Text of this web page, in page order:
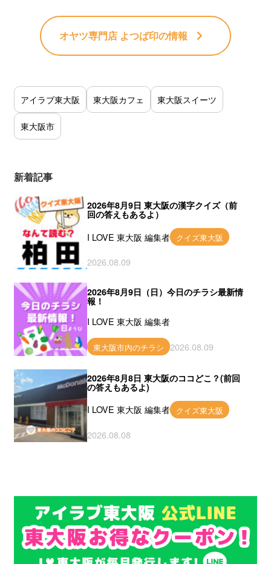
オヤツ専門店 よつば印の情報
アイラブ東大阪 東大阪カフェ 東大阪スイーツ
東大阪市
新着記事
2026年8月9日 東大阪の漢字クイズ（前
回の答えもあるよ）
I LOVE 東大阪 編集者 クイズ東大阪
2026.08.09
2026年8月9日（日）今日のチラシ最新情
報！
I LOVE 東大阪 編集者
東大阪市内のチラシ 2026.08.09
2026年8月8日 東大阪のココどこ？(前回
の答えもあるよ)
I LOVE 東大阪 編集者 クイズ東大阪
2026.08.08